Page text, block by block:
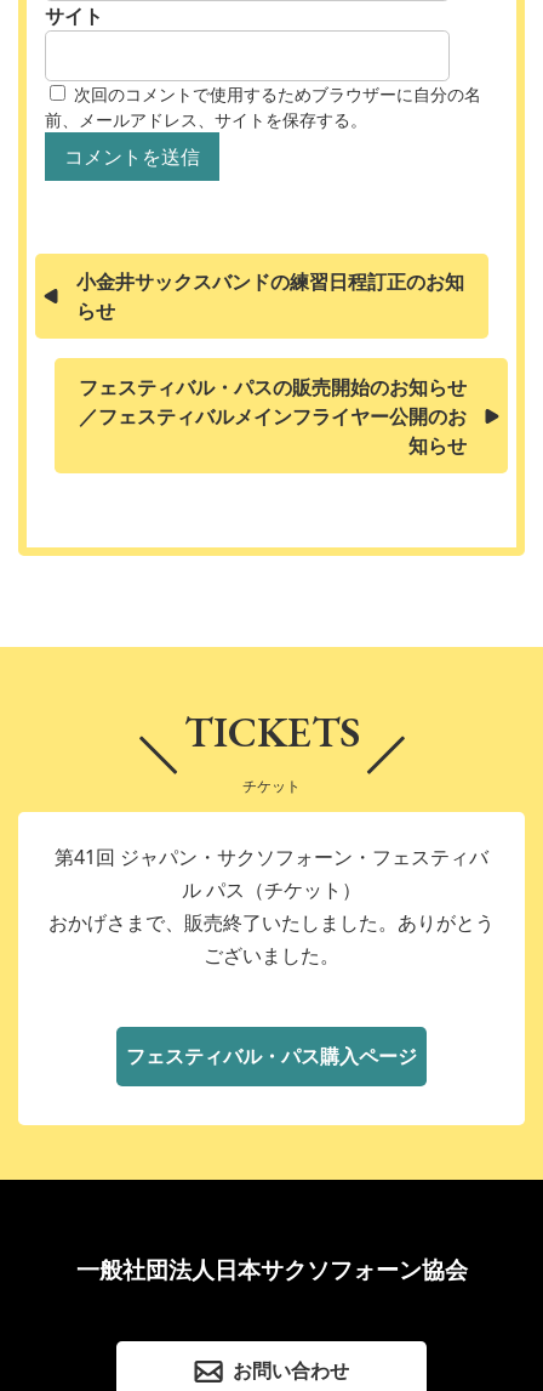
サイト
次回のコメントで使用するためブラウザーに自分の名
前、メールアドレス、サイトを保存する。
小金井サックスバンドの練習日程訂正のお知
らせ
フェスティバル・パスの販売開始のお知らせ
／フェスティバルメインフライヤー公開のお
知らせ
TICKETS
チケット
第41回 ジャパン・サクソフォーン・フェスティバ
ル パス（チケット）
おかげさまで、販売終了いたしました。ありがとう
ございました。
フェスティバル・パス購入ページ
一般社団法人日本サクソフォーン協会
お問い合わせ